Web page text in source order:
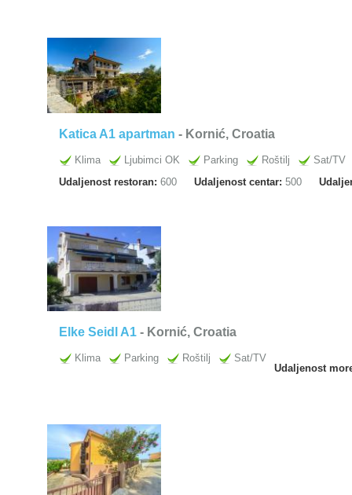
Katica A1 apartman - Kornić, Croatia
Klima Ljubimci OK Parking Roštilj
Sat/TV
Udaljenost restoran: 600 Udaljenost centar: 500
Elke Seidl A1 - Kornić, Croatia
Klima Parking Roštilj
Sat/TV
Udaljenost